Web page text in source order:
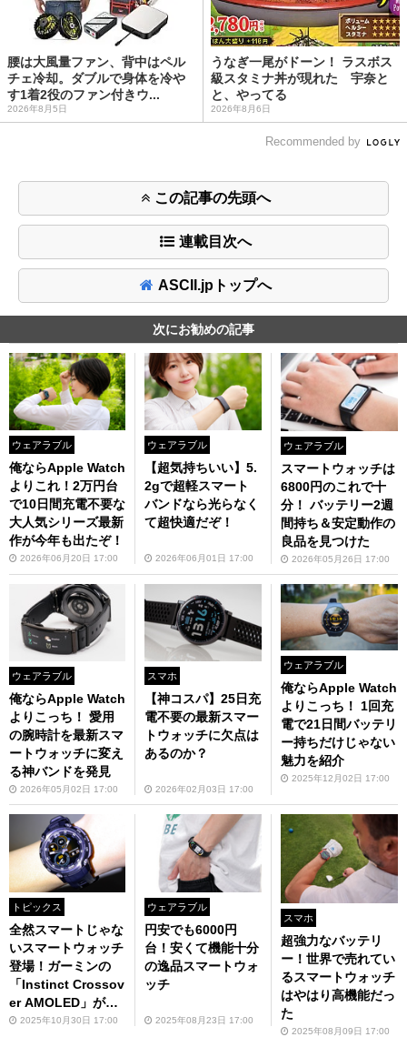
腰は大風量ファン、背中はペル
チェ冷却。ダブルで身体を冷や
す1着2役のファン付きウ...
2026年8月5日
うなぎ一尾がドーン！ ラスボス
級スタミナ丼が現れた 宇奈と
と、やってる
2026年8月6日
Recommended by
この記事の先頭へ
連載目次へ
ASCII.jpトップへ
次にお勧めの記事
ウェアラブル
俺ならApple Watch
よりこれ！2万円台
で10日間充電不要な
大人気シリーズ最新
作が今年も出たぞ！
2026年06月20日 17:00
ウェアラブル
【超気持ちいい】5.
2gで超軽スマート
バンドなら光らなく
て超快適だぞ！
2026年06月01日 17:00
ウェアラブル
スマートウォッチは
6800円のこれで十
分！ バッテリー2週
間持ち＆安定動作の
良品を見つけた
2026年05月26日 17:00
ウェアラブル
俺ならApple Watch
よりこっち！ 愛用
の腕時計を最新スマ
ートウォッチに変え
る神バンドを発見
2026年05月02日 17:00
スマホ
【神コスパ】25日充
電不要の最新スマー
トウォッチに欠点は
あるのか？
2026年02月03日 17:00
ウェアラブル
俺ならApple Watch
よりこっち！ 1回充
電で21日間バッテリ
ー持ちだけじゃない
魅力を紹介
2025年12月02日 17:00
トピックス
全然スマートじゃな
いスマートウォッチ
登場！ガーミンの
「Instinct Crossov
er AMOLED」がタ
フネス仕様で面白い
2025年10月30日 17:00
ウェアラブル
円安でも6000円
台！安くて機能十分
の逸品スマートウォ
ッチ
2025年08月23日 17:00
スマホ
超強力なバッテリ
ー！世界で売れてい
るスマートウォッチ
はやはり高機能だっ
た
2025年08月09日 17:00